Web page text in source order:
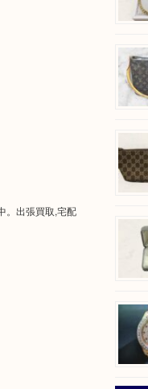
。出張買取,宅配